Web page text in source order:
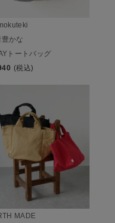
かな
トートバッグ
(税込)
MADE